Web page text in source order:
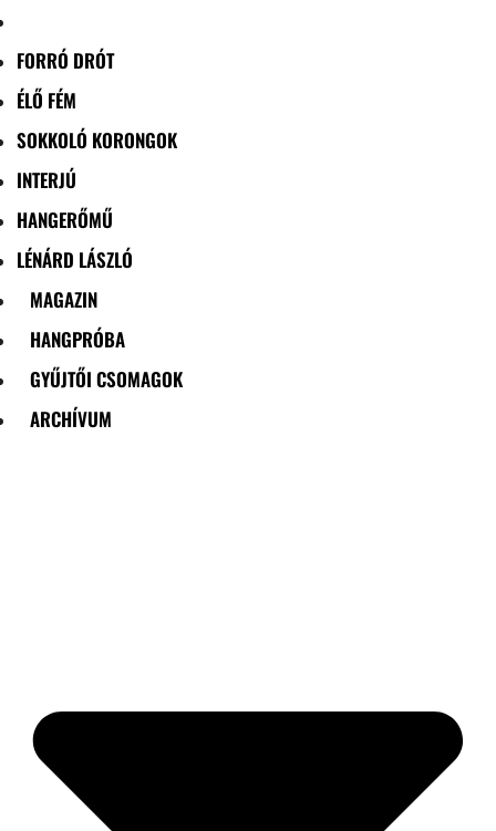
FORRÓ DRÓT
ÉLŐ FÉM
SOKKOLÓ KORONGOK
INTERJÚ
HANGERŐMŰ
LÉNÁRD LÁSZLÓ
MAGAZIN
HANGPRÓBA
GYŰJTŐI CSOMAGOK
ARCHÍVUM